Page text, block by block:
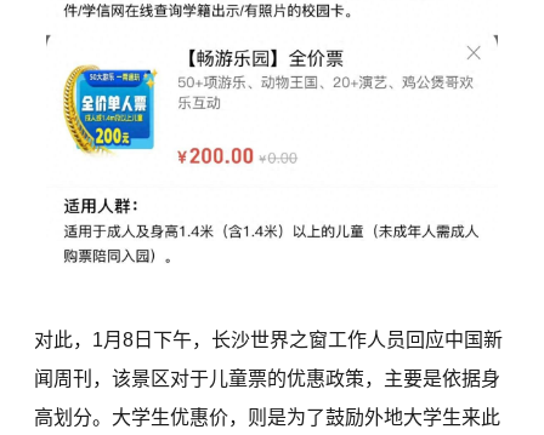
对此，1月8日下午，长沙世界之窗工作人员回应中国新
闻周刊，该景区对于儿童票的优惠政策，主要是依据身
高划分。大学生优惠价，则是为了鼓励外地大学生来此